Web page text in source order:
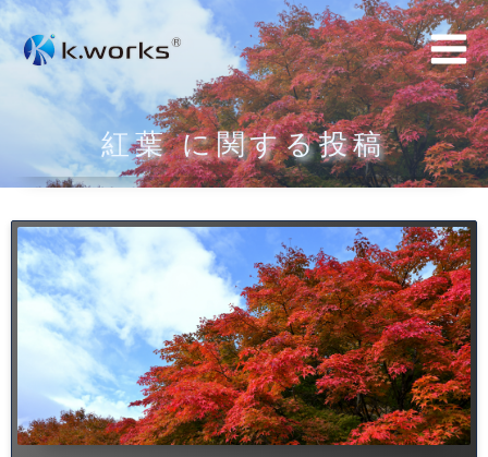
ン
テ
ン
ツ
へ
キ
ッ
プ
紅葉 に関する投稿